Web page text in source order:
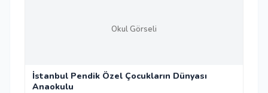
Okul Görseli
İstanbul Pendik Özel Çocukların Dünyası
Anaokulu